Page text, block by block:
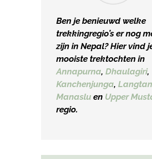
Ben je benieuwd welke
trekkingregio’s er nog
zijn in Nepal? Hier vind
mooiste trektochten in
Annapurna, Dhaulagiri,
Kanchenjunga,
ManasluenUpper
regio.